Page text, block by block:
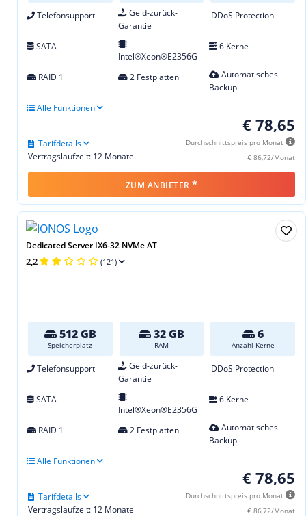
Telefonsupport
Geld-zurück-
Garantie
DDoS Protection
SATA
Intel®Xeon®E2356G
6 Kerne
RAID 1 2 Festplatten
Automatisches
Backup
Alle Funktionen
€ 78,65
Durchschnittspreis pro Monat
€ 86,72/Monat
Vertragslaufzeit: 12 Monate
Tarifdetails
ZUM ANBIETER *
Dedicated Server IX6-32 NVMe AT
2,2 (121)
512 GB
Speicherplatz
32 GB
RAM
6
Anzahl Kerne
Telefonsupport
Geld-zurück-
Garantie
DDoS Protection
SATA
Intel®Xeon®E2356G
6 Kerne
RAID 1 2 Festplatten
Automatisches
Backup
Alle Funktionen
€ 78,65
Durchschnittspreis pro Monat
€ 86,72/Monat
Vertragslaufzeit: 12 Monate
Tarifdetails